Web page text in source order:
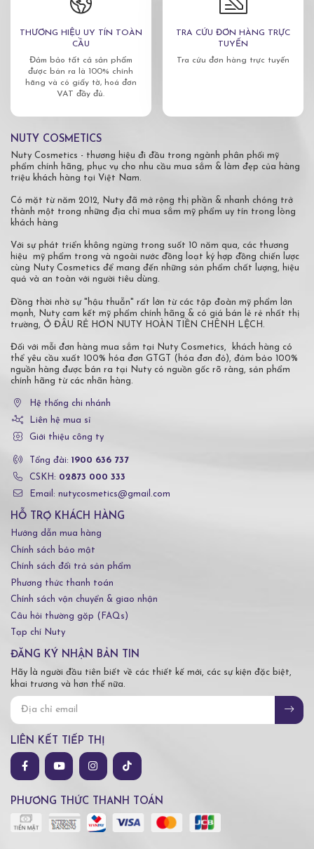
THƯƠNG HIỆU UY TÍN TOÀN
CẦU
Đảm bảo tất cả sản phẩm
được bán ra là 100% chính
hãng và có giấy tờ, hoá đơn
VAT đầy đủ.
TRA CỨU ĐƠN HÀNG TRỰC
TUYẾN
Tra cứu đơn hàng trực tuyến
NUTY COSMETICS
Nuty Cosmetics - thương hiệu đi đầu trong ngành phân phối mỹ
phẩm chính hãng, phục vụ cho nhu cầu mua sắm & làm đẹp của hàng
triệu khách hàng tại Việt Nam.
Có mặt từ năm 2012, Nuty đã mở rộng thị phần & nhanh chóng trở
thành một trong những địa chỉ mua sắm mỹ phẩm uy tín trong lòng
khách hàng
Với sự phát triển không ngừng trong suốt 10 năm qua, các thương
hiệu mỹ phẩm trong và ngoài nước đồng loạt ký hợp đồng chiến lược
cùng Nuty Cosmetics để mang đến những sản phẩm chất lượng, hiệu
quả và an toàn với người tiêu dùng.
Đồng thời nhờ sự "hậu thuẫn" rất lớn từ các tập đoàn mỹ phẩm lớn
mạnh, Nuty cam kết mỹ phẩm chính hãng & có giá bán lẻ rẻ nhất thị
trường, Ở ĐÂU RẺ HƠN NUTY HOÀN TIỀN CHÊNH LỆCH.
Đối với mỗi đơn hàng mua sắm tại Nuty Cosmetics, khách hàng có
thể yêu cầu xuất 100% hóa đơn GTGT (hóa đơn đỏ), đảm bảo 100%
nguồn hàng được bán ra tại Nuty có nguồn gốc rõ ràng, sản phẩm
chính hãng từ các nhãn hàng.
Hệ thống chi nhánh
Liên hệ mua sỉ
Giới thiệu công ty
Tổng đài: 1900 636 737
CSKH: 02873 000 333
Email: nutycosmetics@gmail.com
HỖ TRỢ KHÁCH HÀNG
Hướng dẫn mua hàng
Chính sách bảo mật
Chính sách đổi trả sản phẩm
Phương thức thanh toán
Chính sách vận chuyển & giao nhận
Câu hỏi thường gặp (FAQs)
Tạp chí Nuty
ĐĂNG KÝ NHẬN BẢN TIN
Hãy là người đầu tiên biết về các thiết kế mới, các sự kiện đặc biệt,
khai trương và hơn thế nữa.
LIÊN KẾT TIẾP THỊ
PHƯƠNG THỨC THANH TOÁN